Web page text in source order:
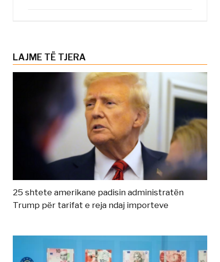
LAJME TË TJERA
25 shtete amerikane padisin administratën
Trump për tarifat e reja ndaj importeve